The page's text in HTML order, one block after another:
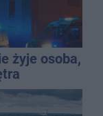
żyje osoba,